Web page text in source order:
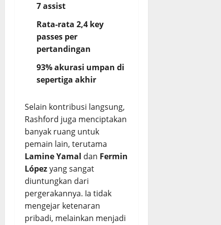
7 assist
Rata-rata 2,4 key
passes per
pertandingan
93% akurasi umpan di
sepertiga akhir
Selain kontribusi langsung,
Rashford juga menciptakan
banyak ruang untuk
pemain lain, terutama
Lamine Yamal dan Fermin
Lópezyang sangat
diuntungkan dari
pergerakannya. Ia tidak
mengejar ketenaran
pribadi, melainkan menjadi